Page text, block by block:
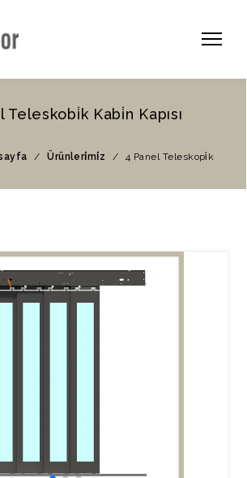
Teleskobi̇k Kabi̇n Kapısı
/ Ürünleri̇mi̇z / 4 Panel Teleskopi̇k